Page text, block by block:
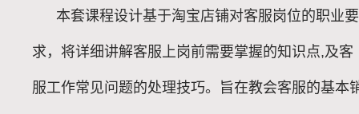
本套课程设计基于淘宝店铺对客服岗位的职业要
求，将详细讲解客服上岗前需要掌握的知识点,及客
服工作常见问题的处理技巧。旨在教会客服的基本